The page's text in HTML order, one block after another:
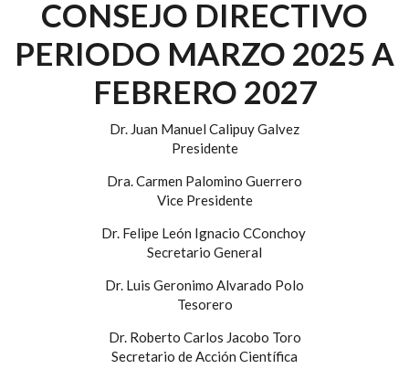
CONSEJO DIRECTIVO
PERIODO MARZO 2025 A
FEBRERO 2027
Dr. Juan Manuel Calipuy Galvez
Presidente
Dra. Carmen Palomino Guerrero
Vice Presidente
Dr. Felipe León Ignacio CConchoy
Secretario General
Dr. Luis Geronimo Alvarado Polo
Tesorero
Dr. Roberto Carlos Jacobo Toro
Secretario de Acción Científica